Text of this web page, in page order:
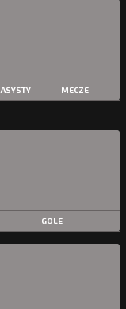
ASYSTY MECZE
GOLE